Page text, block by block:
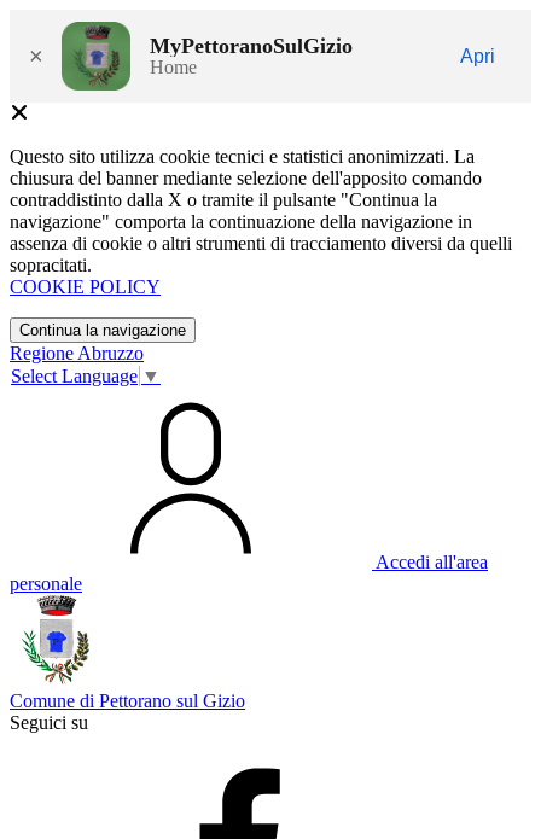
× MyPettoranoSulGizio
Home
Apri
Questo sito utilizza cookie tecnici e statistici anonimizzati. La
chiusura del banner mediante selezione dell'apposito comando
contraddistinto dalla X o tramite il pulsante "Continua la
navigazione" comporta la continuazione della navigazione in
assenza di cookie o altri strumenti di tracciamento diversi da quelli
sopracitati.
COOKIE POLICY
Continua la navigazione
Regione Abruzzo
Select Language ▼
Accedi all'area
personale
Comune di Pettorano sul Gizio
Seguici su